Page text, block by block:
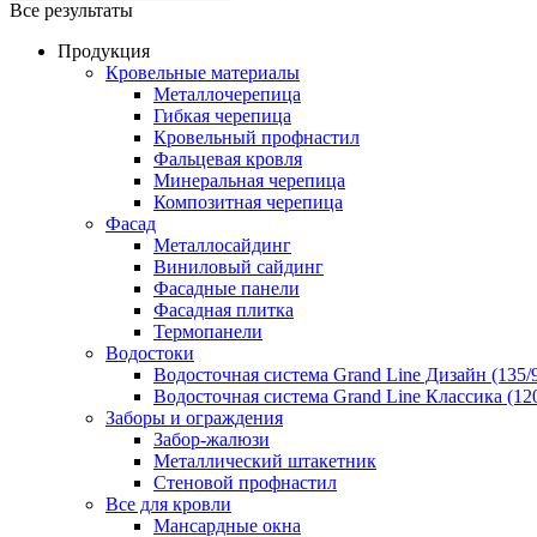
Все результаты
Продукция
Кровельные материалы
Металлочерепица
Гибкая черепица
Кровельный профнастил
Фальцевая кровля
Минеральная черепица
Композитная черепица
Фасад
Металлосайдинг
Виниловый сайдинг
Фасадные панели
Фасадная плитка
Термопанели
Водостоки
Водосточная система Grand Line Дизайн (135/
Водосточная система Grand Line Классика
Заборы и ограждения
Забор-жалюзи
Металлический штакетник
Стеновой профнастил
Все для кровли
Мансардные окна